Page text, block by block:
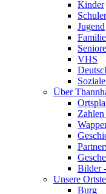
Kinder
Jugend
VHS
Über
Bilder
Unsere
Burg